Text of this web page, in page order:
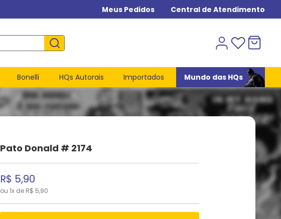
Meus Pedidos Central de Atendimento
Bonelli HQs Autorais Importados Mundo das HQs
Pato Donald # 2174
R$ 5,90
ou 1x de R$ 5,90